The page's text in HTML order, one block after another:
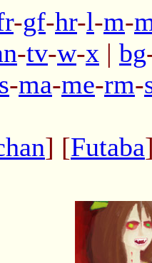
-gf-hr-l-m-
-tv-w-x | bg
-ma-me-rm-
] [Futaba